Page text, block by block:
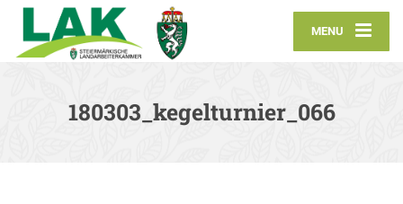
MENU
180303_kegelturnier_066